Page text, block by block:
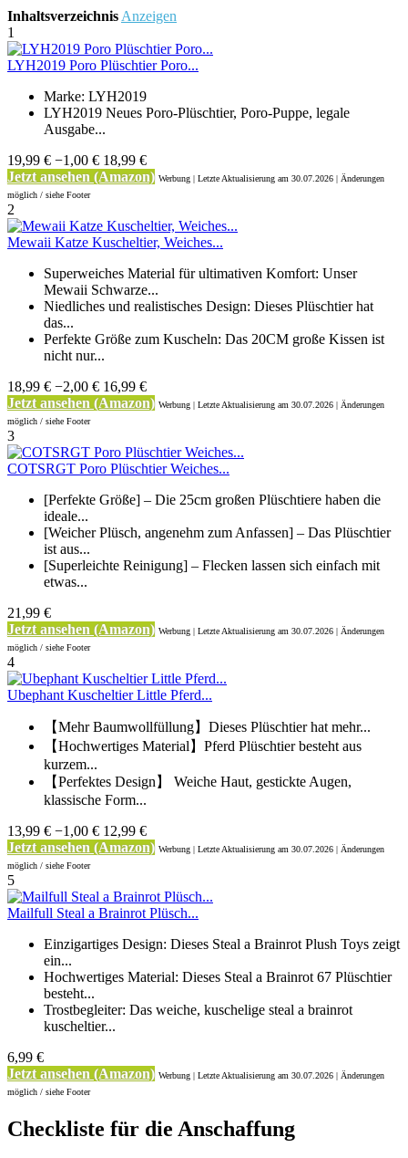
Inhaltsverzeichnis Anzeigen
1
LYH2019 Poro Plüschtier Poro...
Marke: LYH2019
LYH2019 Neues Poro-Plüschtier, Poro-Puppe, legale
Ausgabe...
19,99 € −1,00 € 18,99 €
Jetzt ansehen (Amazon) Werbung | Letzte Aktualisierung am 30.07.2026 | Änderungen
möglich / siehe Footer
2
Mewaii Katze Kuscheltier, Weiches...
Superweiches Material für ultimativen Komfort: Unser
Mewaii Schwarze...
Niedliches und realistisches Design: Dieses Plüschtier hat
das...
Perfekte Größe zum Kuscheln: Das 20CM große Kissen ist
nicht nur...
18,99 € −2,00 € 16,99 €
Jetzt ansehen (Amazon) Werbung | Letzte Aktualisierung am 30.07.2026 | Änderungen
möglich / siehe Footer
3
COTSRGT Poro Plüschtier Weiches...
[Perfekte Größe] – Die 25cm großen Plüschtiere haben die
ideale...
[Weicher Plüsch, angenehm zum Anfassen] – Das Plüschtier
ist aus...
[Superleichte Reinigung] – Flecken lassen sich einfach mit
etwas...
21,99 €
Jetzt ansehen (Amazon) Werbung | Letzte Aktualisierung am 30.07.2026 | Änderungen
möglich / siehe Footer
4
Ubephant Kuscheltier Little Pferd...
【Mehr Baumwollfüllung】Dieses Plüschtier hat mehr...
【Hochwertiges Material】Pferd Plüschtier besteht aus
kurzem...
【Perfektes Design】 Weiche Haut, gestickte Augen,
klassische Form...
13,99 € −1,00 € 12,99 €
Jetzt ansehen (Amazon) Werbung | Letzte Aktualisierung am 30.07.2026 | Änderungen
möglich / siehe Footer
5
Mailfull Steal a Brainrot Plüsch...
Einzigartiges Design:​ Dieses Steal a Brainrot Plush Toys zeigt
ein...
Hochwertiges Material: Dieses Steal a Brainrot 67 Plüschtier
besteht...
Trostbegleiter: Das weiche, kuschelige steal a brainrot
kuscheltier...
6,99 €
Jetzt ansehen (Amazon) Werbung | Letzte Aktualisierung am 30.07.2026 | Änderungen
möglich / siehe Footer
Checkliste für die Anschaffung